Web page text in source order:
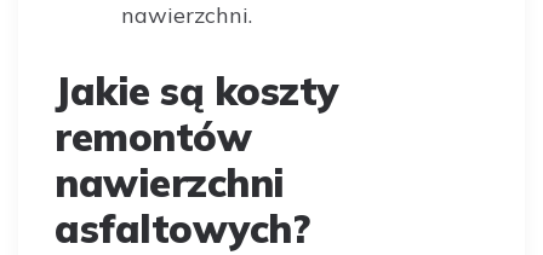
nawierzchni.
Jakie są koszty
remontów
nawierzchni
asfaltowych?